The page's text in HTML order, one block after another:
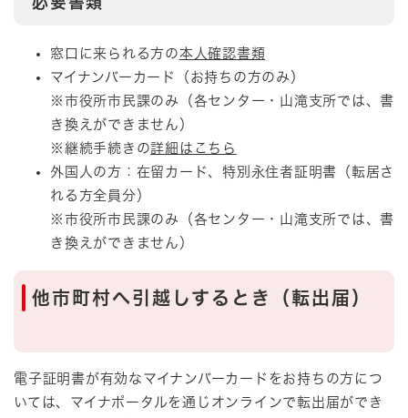
窓口に来られる方の本人確認書類
マイナンバーカード（お持ちの方のみ）
※市役所市民課のみ（各センター・山滝支所では、書
き換えができません）
※継続手続きの詳細はこちら
外国人の方：在留カード、特別永住者証明書（転居さ
れる方全員分）
※市役所市民課のみ（各センター・山滝支所では、書
き換えができません）
他市町村へ引越しするとき（転出届）
電子証明書が有効なマイナンバーカードをお持ちの方につ
いては、マイナポータルを通じオンラインで転出届ができ